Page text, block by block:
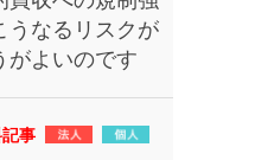
うなるリスクが
がよいのです
事